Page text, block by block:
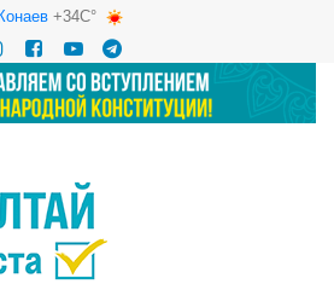
Конаев+34C°